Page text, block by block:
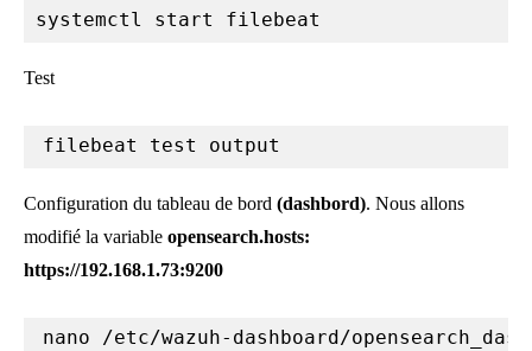
Test
filebeat test output
Configuration du tableau de bord (dashbord). Nous allons
modifié la variable opensearch.hosts:
https://192.168.1.73:9200
nano /etc/wazuh-dashboard/